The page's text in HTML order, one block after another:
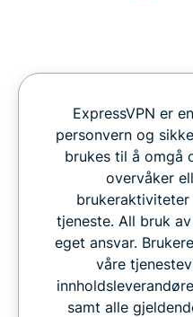
ExpressVPN er
personvern og
brukes til å omgå
overvåker
tjeneste. All bruk
eget ansvar.
våre
samt alle